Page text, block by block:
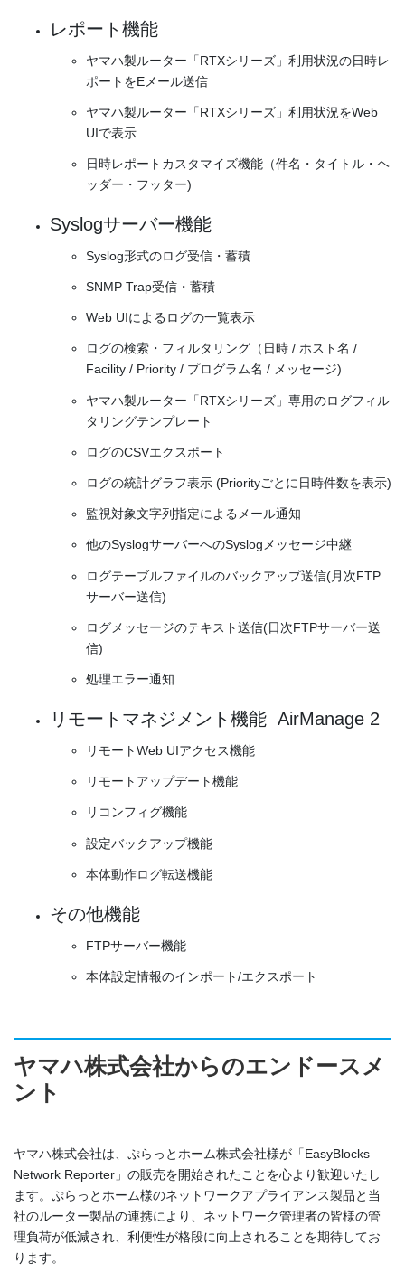
レポート機能
ヤマハ製ルーター「RTXシリーズ」利用状況の日時レ
ポートをEメール送信
ヤマハ製ルーター「RTXシリーズ」利用状況をWeb
UIで表示
日時レポートカスタマイズ機能（件名・タイトル・ヘ
ッダー・フッター)
Syslogサーバー機能
Syslog形式のログ受信・蓄積
SNMP Trap受信・蓄積
Web UIによるログの一覧表示
ログの検索・フィルタリング（日時 / ホスト名 /
Facility / Priority / プログラム名 / メッセージ)
ヤマハ製ルーター「RTXシリーズ」専用のログフィル
タリングテンプレート
ログのCSVエクスポート
ログの統計グラフ表示 (Priorityごとに日時件数を表示)
監視対象文字列指定によるメール通知
他のSyslogサーバーへのSyslogメッセージ中継
ログテーブルファイルのバックアップ送信(月次FTP
サーバー送信)
ログメッセージのテキスト送信(日次FTPサーバー送
信)
処理エラー通知
リモートマネジメント機能 AirManage 2
リモートWeb UIアクセス機能
リモートアップデート機能
リコンフィグ機能
設定バックアップ機能
本体動作ログ転送機能
その他機能
FTPサーバー機能
本体設定情報のインポート/エクスポート
ヤマハ株式会社からのエンドースメ
ント
ヤマハ株式会社は、ぷらっとホーム株式会社様が「EasyBlocks
Network Reporter」の販売を開始されたことを心より歓迎いたし
ます。ぷらっとホーム様のネットワークアプライアンス製品と当
社のルーター製品の連携により、ネットワーク管理者の皆様の管
理負荷が低減され、利便性が格段に向上されることを期待してお
ります。